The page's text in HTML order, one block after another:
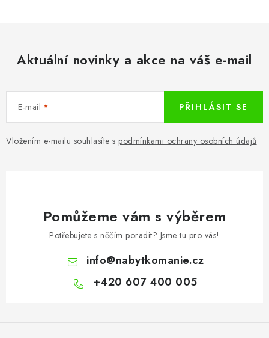
Aktuální novinky a akce na váš e-mail
E-mail
Vložením e-mailu souhlasíte s podmínkami ochrany osobních údajů
PŘIHLÁSIT SE
Pomůžeme vám s výběrem
Potřebujete s něčím poradit? Jsme tu pro vás!
info@nabytkomanie.cz
+420 607 400 005